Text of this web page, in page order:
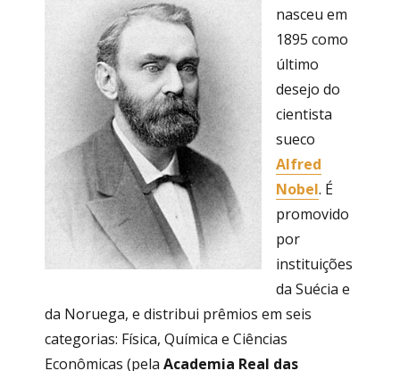
nasceu em
1895 como
último
desejo do
cientista
sueco
Alfred
Nobel. É
promovido
por
instituições
da Suécia e
da Noruega, e distribui prêmios em seis
categorias: Física, Química e Ciências
Econômicas (pela Academia Real das